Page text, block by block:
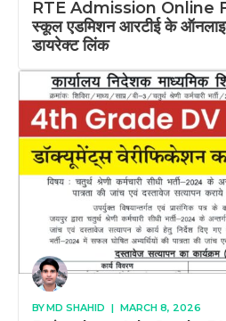
RTE Admission Online
स्कूल एडमिशन आरटीई के
डायरेक्ट लिंक
BYMD SHAHID | MARCH 8, 2026